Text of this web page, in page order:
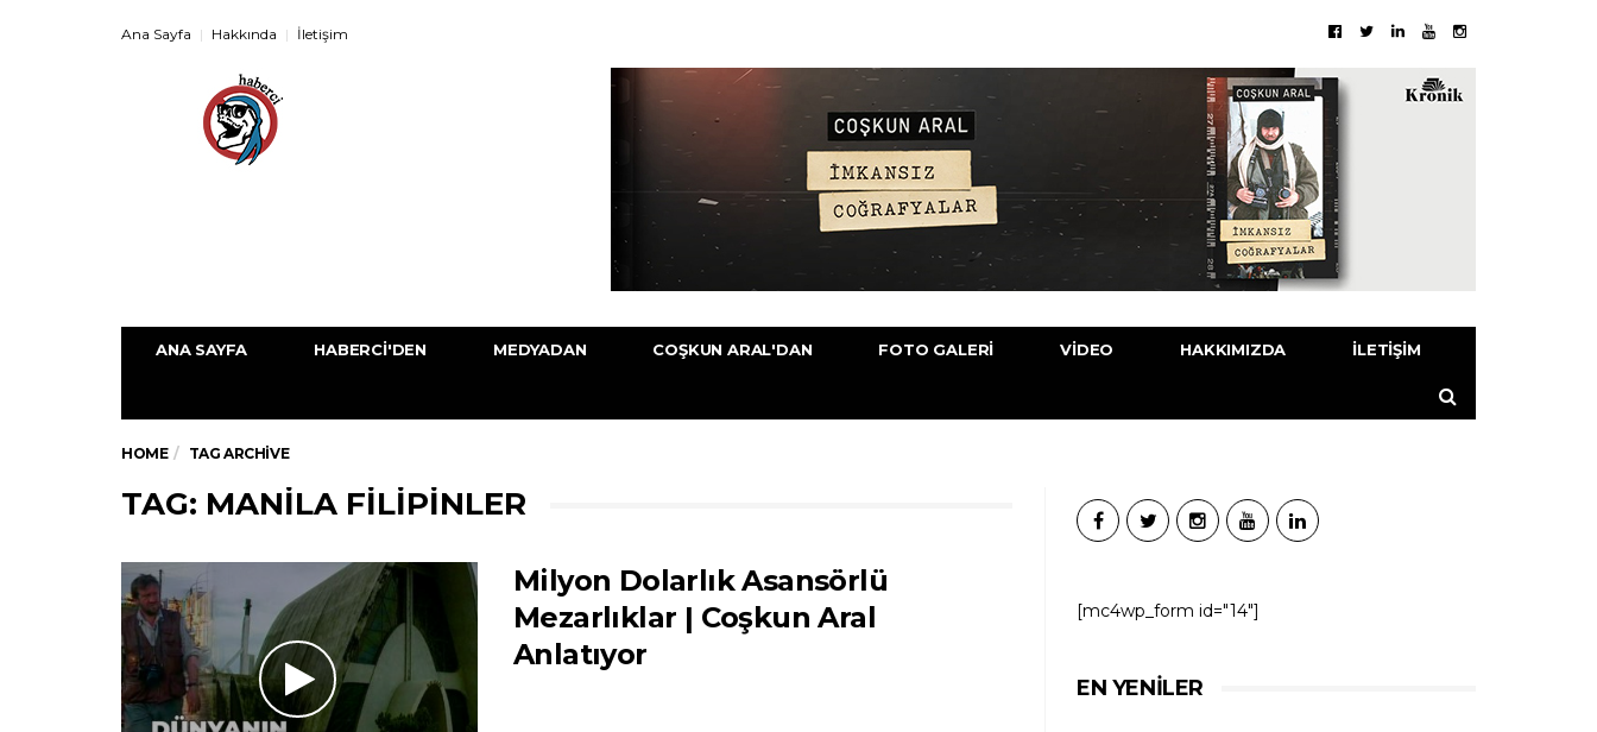
Ana Sayfa Hakkında İletişim
ANA SAYFA HABERCI'DEN MEDYADAN COŞKUN ARAL'DAN FOTO GALERI VIDEO HAKKIMIZDA İLETIŞIM
HOME TAG ARCHIVE
TAG: MANILA FILIPINLER
Milyon Dolarlık Asansörlü
Mezarlıklar | Coşkun Aral
Anlatıyor
[mc4wp_form id="14"]
EN YENILER